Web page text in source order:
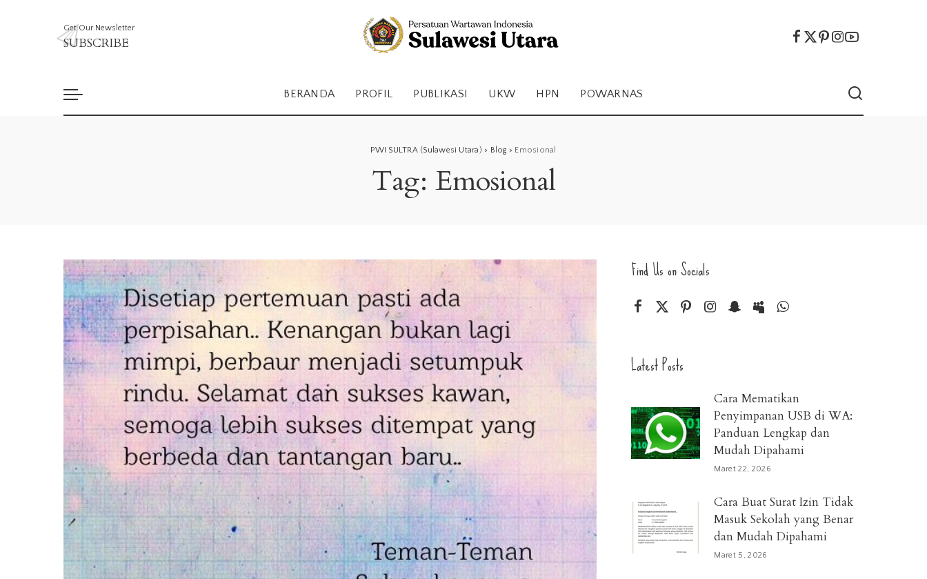
Get Our Newsletter
SUBSCRIBE
BERANDA PROFIL PUBLIKASI UKW HPN POWARNAS
PWI SULTRA (Sulawesi Utara) > Blog > Emosional
Tag: Emosional
Find Us on Socials
Latest Posts
Cara Mematikan
Penyimpanan USB di WA:
Panduan Lengkap dan
Mudah Dipahami
Maret 22, 2026
Cara Buat Surat Izin Tidak
Masuk Sekolah yang Benar
dan Mudah Dipahami
Maret 5, 2026